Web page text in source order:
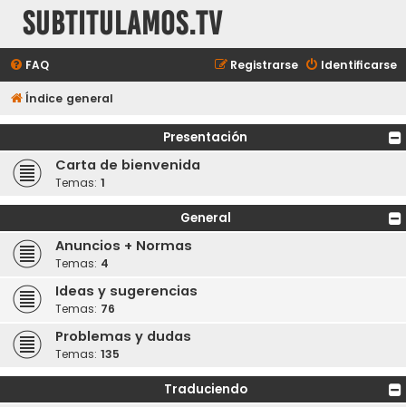
subtitulamos.tv
FAQ Identificarse
Registrarse
Índice general
Presentación
Carta de bienvenida
Temas: 1
General
Anuncios + Normas
Temas: 4
Ideas y sugerencias
Temas: 76
Problemas y dudas
Temas: 135
Traduciendo